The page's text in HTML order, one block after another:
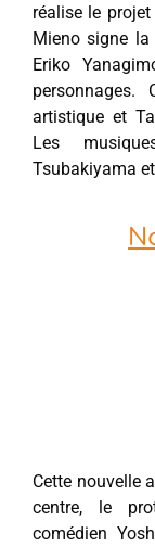
réalise le
Mieno signe
Eriko
artistique et
Les
Tsubakiyama
Cette nouvelle
centre, le
comédien